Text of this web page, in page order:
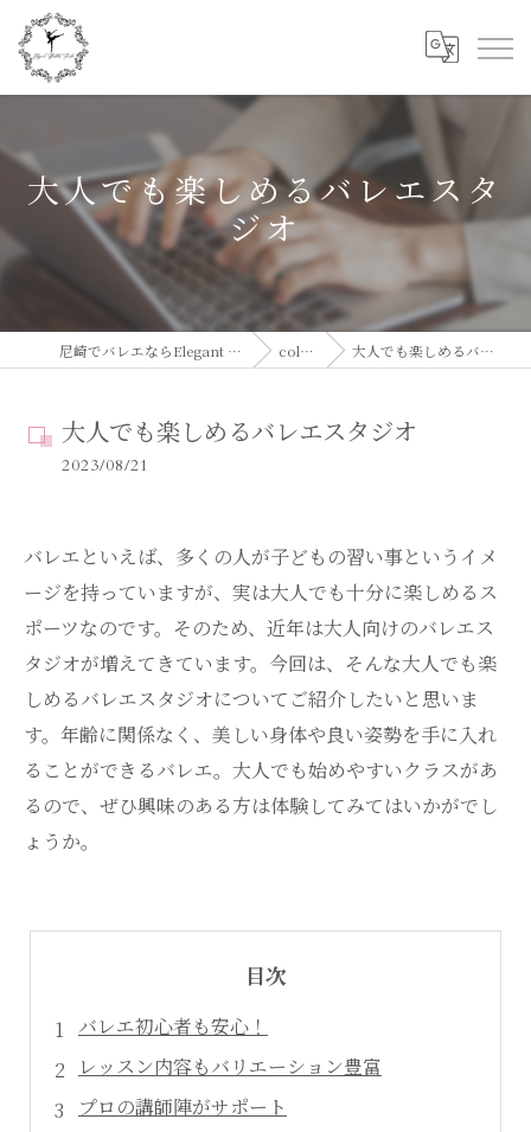
大人でも楽しめるバレエスタ
ジオ
尼崎でバレエならElegant Ballet Studio column 大人でも楽しめるバレエスタジオ
大人でも楽しめるバレエスタジオ
2023/08/21
バレエといえば、多くの人が子どもの習い事というイメ
ージを持っていますが、実は大人でも十分に楽しめるス
ポーツなのです。そのため、近年は大人向けのバレエス
タジオが増えてきています。今回は、そんな大人でも楽
しめるバレエスタジオについてご紹介したいと思いま
す。年齢に関係なく、美しい身体や良い姿勢を手に入れ
ることができるバレエ。大人でも始めやすいクラスがあ
るので、ぜひ興味のある方は体験してみてはいかがでし
ょうか。
目次
バレエ初心者も安心！
レッスン内容もバリエーション豊富
プロの講師陣がサポート